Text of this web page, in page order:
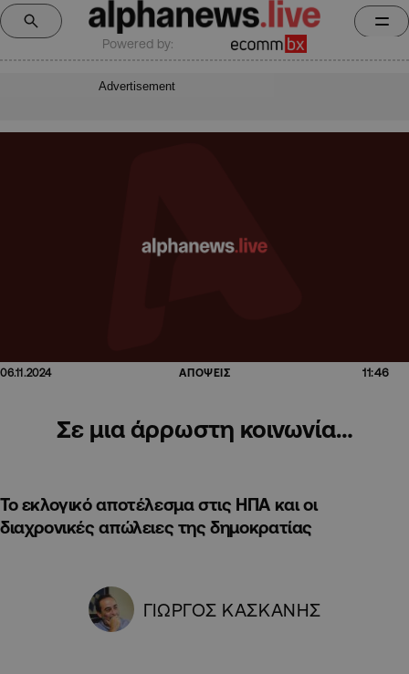
Powered by:
Advertisement
06.11.2024 ΑΠΟΨΕΙΣ 11:46
Σε μια άρρωστη κοινωνία…
Το εκλογικό αποτέλεσμα στις ΗΠΑ και οι
διαχρονικές απώλειες της δημοκρατίας
ΓΙΩΡΓΟΣ ΚΑΣΚΑΝΗΣ